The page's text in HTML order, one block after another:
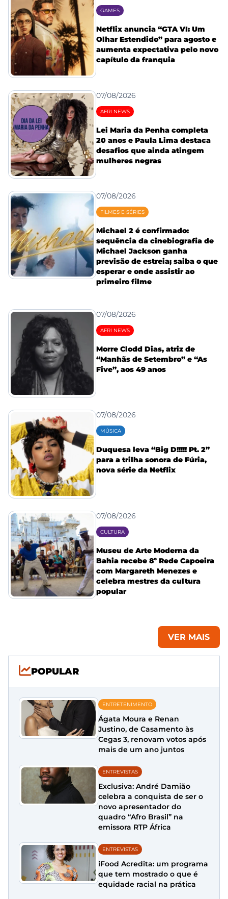
GAMES
Netflix anuncia “GTA VI: Um
Olhar Estendido” para agosto e
aumenta expectativa pelo novo
capítulo da franquia
07/08/2026
AFRI NEWS
Lei Maria da Penha completa
20 anos e Paula Lima destaca
desafios que ainda atingem
mulheres negras
07/08/2026
FILMES E SÉRIES
Michael 2 é confirmado:
sequência da cinebiografia de
Michael Jackson ganha
previsão de estreia; saiba o que
esperar e onde assistir ao
primeiro filme
07/08/2026
AFRI NEWS
Morre Clodd Dias, atriz de
“Manhãs de Setembro” e “As
Five”, aos 49 anos
07/08/2026
MÚSICA
Duquesa leva “Big D!!!!! Pt. 2”
para a trilha sonora de Fúria,
nova série da Netflix
07/08/2026
CULTURA
Museu de Arte Moderna da
Bahia recebe 8º Rede Capoeira
com Margareth Menezes e
celebra mestres da cultura
popular
VER MAIS
POPULAR
ENTRETENIMENTO
Ágata Moura e Renan
Justino, de Casamento às
Cegas 3, renovam votos após
mais de um ano juntos
ENTREVISTAS
Exclusiva: André Damião
celebra a conquista de ser o
novo apresentador do
quadro “Afro Brasil” na
emissora RTP África
ENTREVISTAS
iFood Acredita: um programa
que tem mostrado o que é
equidade racial na prática